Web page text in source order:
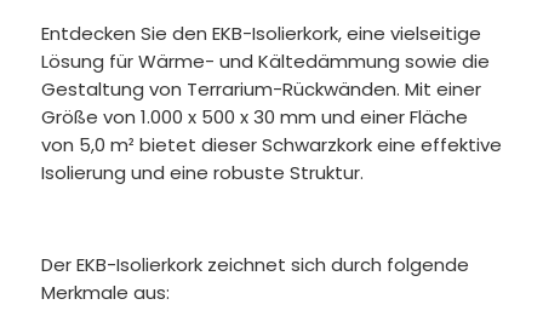
Entdecken Sie den EKB-Isolierkork, eine vielseitige
Lösung für Wärme- und Kältedämmung sowie die
Gestaltung von Terrarium-Rückwänden. Mit einer
Größe von 1.000 x 500 x 30 mm und einer Fläche
von 5,0 m² bietet dieser Schwarzkork eine effektive
Isolierung und eine robuste Struktur.
Der EKB-Isolierkork zeichnet sich durch folgende
Merkmale aus: